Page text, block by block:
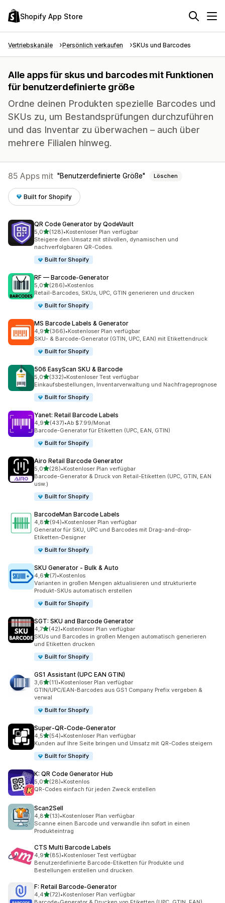
Shopify App Store
Vertriebskanäle Persönlich verkaufen SKUs und Barcodes
Alle apps für skus und barcodes mit Funktionen
für benutzerdefinierte größe
Ordne deinen Produkten spezielle Barcodes und
SKUs zu, um Bestandsprüfungen durchzuführen
und das Inventar zu überwachen – auch über
mehrere Filialen hinweg.
85 Apps mit Benutzerdefinierte Größe Löschen
Built for Shopify
QR Code Generator by QodeVault
5,0von 5 Sternen
(128)
128 Rezensionen insgesamt
•Kostenloser Plan verfügbar
Steigere den Umsatz mit stilvollen, dynamischen und
nachverfolgbaren QR-Codes.
Built for Shopify
RF — Barcode‑Generator
5,0von 5 Sternen
(286)
286 Rezensionen insgesamt
•Kostenlos
Retail-Barcodes, SKUs, UPC, GTIN generieren und drucken
Built for Shopify
MS Barcode Labels & Generator
4,9von 5 Sternen
(366)
366 Rezensionen insgesamt
•Kostenloser Plan verfügbar
SKU- & Barcode-Generator (GTIN, UPC, EAN) mit Etikettendruck
Built for Shopify
506 EasyScan SKU & Barcode
5,0von 5 Sternen
(332)
332 Rezensionen insgesamt
•Kostenloser Test verfügbar
Einkaufsbestellungen, Inventarverwaltung und Nachfrageprognose
Built for Shopify
Yanet: Retail Barcode Labels
4,9von 5 Sternen
(437)
437 Rezensionen insgesamt
•Ab $7.99/Monat
Barcode-Generator für Etiketten (UPC, EAN, GTIN)
Built for Shopify
Airo Retail Barcode Generator
5,0von 5 Sternen
(28)
28 Rezensionen insgesamt
•Kostenloser Plan verfügbar
Barcode-Generator & Druck von Retail-Etiketten (UPC, GTIN, EAN
usw.)
Built for Shopify
BarcodeMan Barcode Labels
4,8von 5 Sternen
(94)
94 Rezensionen insgesamt
•Kostenloser Plan verfügbar
Generator für SKU, UPC und Barcodes mit Drag-and-drop-
Etiketten-Designer
Built for Shopify
SKU Generator ‑ Bulk & Auto
4,6von 5 Sternen
(7)
7 Rezensionen insgesamt
•Kostenlos
Varianten in großen Mengen aktualisieren und strukturierte
Produkt-SKUs automatisch erstellen
Built for Shopify
SGT: SKU and Barcode Generator
4,7von 5 Sternen
(42)
42 Rezensionen insgesamt
•Kostenloser Plan verfügbar
SKUs und Barcodes in großen Mengen automatisch generieren
und Etiketten drucken
Built for Shopify
GS1 Assistant (UPC EAN GTIN)
3,6von 5 Sternen
(11)
11 Rezensionen insgesamt
•Kostenloser Plan verfügbar
GTIN/UPC/EAN-Barcodes aus GS1 Company Prefix vergeben &
verwal
Built for Shopify
Super‑QR‑Code‑Generator
4,5von 5 Sternen
(54)
54 Rezensionen insgesamt
•Kostenloser Plan verfügbar
Kunden auf Ihre Seite bringen und Umsatz mit QR-Codes steigern
Built for Shopify
K: QR Code Generator Hub
5,0von 5 Sternen
(28)
28 Rezensionen insgesamt
•Kostenlos
QR-Codes einfach für jeden Zweck erstellen
Scan2Sell
4,8von 5 Sternen
(13)
13 Rezensionen insgesamt
•Kostenloser Plan verfügbar
Scanne einen Barcode und verwandle ihn sofort in einen
Produkteintrag
CTS Multi Barcode Labels
4,9von 5 Sternen
(85)
85 Rezensionen insgesamt
•Kostenloser Test verfügbar
Benutzerdefinierte Barcode-Etiketten für Produkte und
Bestellungen erstellen und drucken.
F: Retail Barcode‑Generator
4,4von 5 Sternen
(72)
72 Rezensionen insgesamt
•Kostenloser Plan verfügbar